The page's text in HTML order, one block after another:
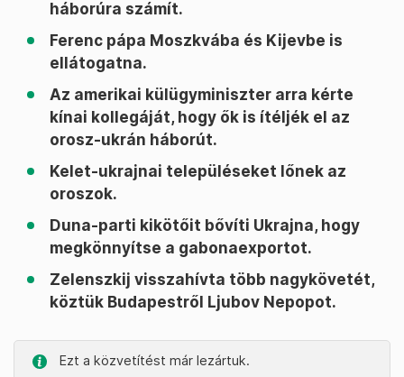
háborúra számít.
Ferenc pápa Moszkvába és Kijevbe is
ellátogatna.
Az amerikai külügyminiszter arra kérte
kínai kollegáját, hogy ők is ítéljék el az
orosz-ukrán háborút.
Kelet-ukrajnai településeket lőnek az
oroszok.
Duna-parti kikötőit bővíti Ukrajna, hogy
megkönnyítse a gabonaexportot.
Zelenszkij visszahívta több nagykövetét,
köztük Budapestről Ljubov Nepopot.
Ezt a közvetítést már lezártuk.